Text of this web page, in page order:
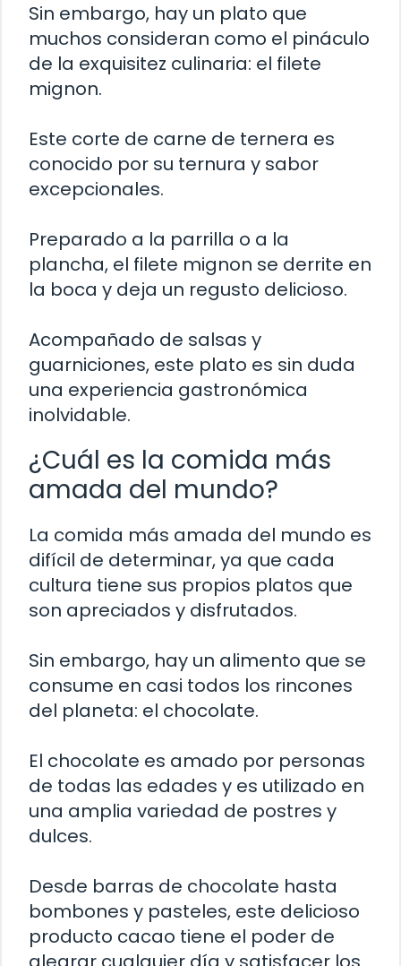
Sin embargo, hay un plato que
muchos consideran como el pináculo
de la exquisitez culinaria: el filete
mignon.
Este corte de carne de ternera es
conocido por su ternura y sabor
excepcionales.
Preparado a la parrilla o a la
plancha, el filete mignon se derrite en
la boca y deja un regusto delicioso.
Acompañado de salsas y
guarniciones, este plato es sin duda
una experiencia gastronómica
inolvidable.
¿Cuál es la comida más
amada del mundo?
La comida más amada del mundo es
difícil de determinar, ya que cada
cultura tiene sus propios platos que
son apreciados y disfrutados.
Sin embargo, hay un alimento que se
consume en casi todos los rincones
del planeta: el chocolate.
El chocolate es amado por personas
de todas las edades y es utilizado en
una amplia variedad de postres y
dulces.
Desde barras de chocolate hasta
bombones y pasteles, este delicioso
producto cacao tiene el poder de